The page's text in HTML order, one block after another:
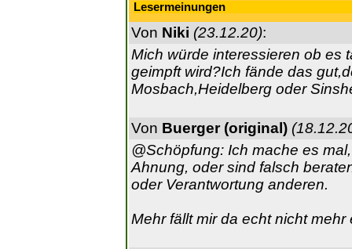
Lesermeinungen
Von Niki (23.12.20):
Mich würde interessieren ob es
geimpft wird?Ich fände das
Mosbach,Heidelberg oder
Von Buerger (original)
@Schöpfung: Ich mache es
Ahnung, oder sind falsch
oder Verantwortung anderen.
Mehr fällt mir da echt nicht mehr